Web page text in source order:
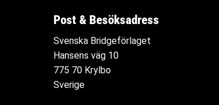
Post & Besöksadress
Svenska Bridgeförlaget
Hansens väg 10
775 70 Krylbo
Sverige